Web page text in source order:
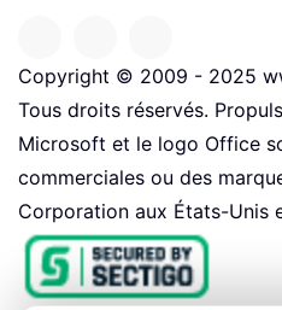
Copyright © 2009 - 2025
Tous droits réservés.
Microsoft et le logo Office
commerciales ou des
Corporation aux États-Unis